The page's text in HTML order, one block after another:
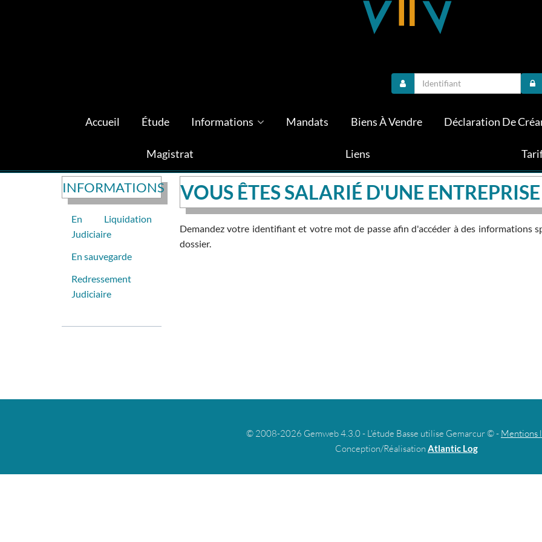
Accueil Étude Informations Mandats Biens À Vendre Déclaration De
Magistrat Liens
INFORMATIONS
En Liquidation
Judiciaire
En sauvegarde
Redressement
Judiciaire
VOUS ÊTES SALARIÉ D'UNE
Demandez votre identifiant et votre mot de passe afin d'accéder à des informations
dossier.
© 2008-2026 Gemweb 4.3.0 - L'étude Basse utilise Gemarcur © - Mentions
Conception/Réalisation Atlantic Log